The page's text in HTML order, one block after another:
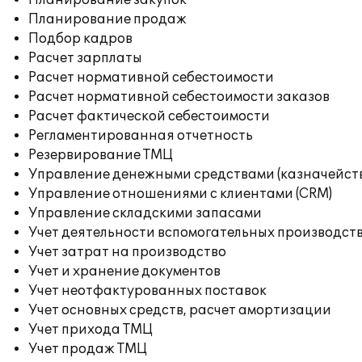
Планирование продаж
Подбор кадров
Расчет зарплаты
Расчет нормативной себестоимости
Расчет нормативной себестоимости заказов
Расчет фактической себестоимости
Регламентированная отчетность
Резервирование ТМЦ
Управление денежными средствами
Управление отношениями с клиентами (CRM)
Управление складскими запасами
Учет деятельности вспомогательных производств
Учет затрат на производство
Учет и хранение документов
Учет неотфактурованных поставок
Учет основных средств, расчет амортизации
Учет прихода ТМЦ
Учет продаж ТМЦ